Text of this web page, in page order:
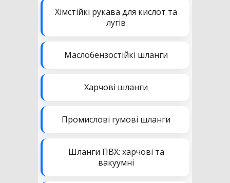
Хімстійкі рукава для кислот та
лугів
Маслобензостійкі шланги
Харчові шланги
Промислові гумові шланги
Шланги ПВХ: харчові та
вакуумні